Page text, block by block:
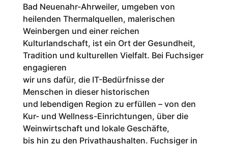
Bad Neuenahr-Ahrweiler, umgeben von
heilenden Thermalquellen, malerischen
Weinbergen und einer reichen
Kulturlandschaft, ist ein Ort der Gesundheit,
Tradition und kulturellen Vielfalt. Bei Fuchsiger
engagieren
wir uns dafür, die IT-Bedürfnisse der
Menschen in dieser historischen
und lebendigen Region zu erfüllen – von den
Kur- und Wellness-Einrichtungen, über die
Weinwirtschaft und lokale Geschäfte,
bis hin zu den Privathaushalten. Fuchsiger in